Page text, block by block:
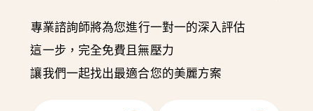
專業諮詢師將為您進行一對一的深入評估
這一步，完全免費且無壓力
讓我們一起找出最適合您的美麗方案